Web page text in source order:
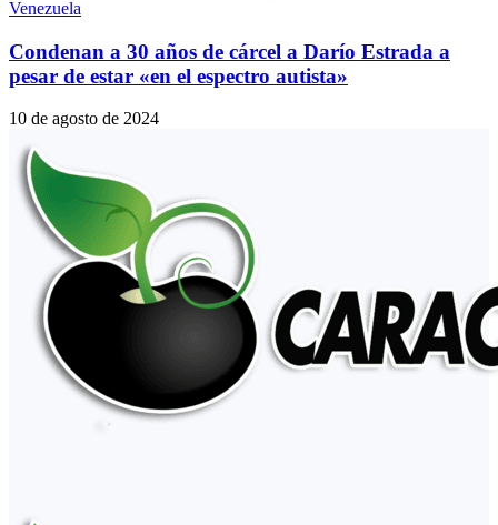
Venezuela
Condenan a 30 años de cárcel a Darío Estrada a
pesar de estar «en el espectro autista»
10 de agosto de 2024